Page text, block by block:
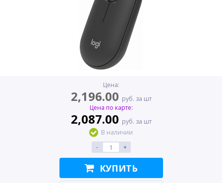
Цена:
2,196.00 руб. за шт
Цена по карте:
2,087.00 руб. за шт
В наличии
-
+
КУПИТЬ